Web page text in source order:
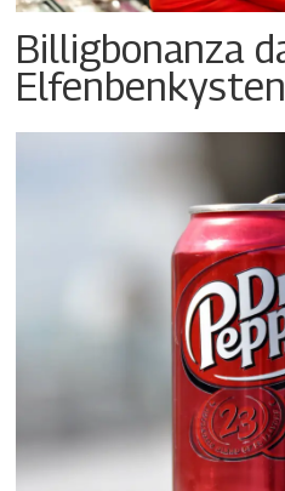
Billigbonanza
Elfenbenkysten